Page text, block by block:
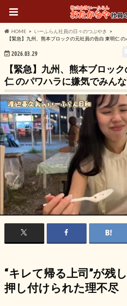
HOME
いーふらん社員の日々のつぶやき
【緊急】九州、熊本ブロックの元社員の告白 東明仁
2026.03.29
【緊急】九州、熊本ブロッ
仁 のパワハラに嫌気でみんな
“キレて帰る上司”が残
押し付けられた理不尽